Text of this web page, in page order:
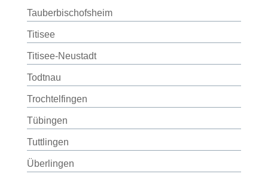
Tauberbischofsheim
Titisee
Titisee-Neustadt
Todtnau
Trochtelfingen
Tübingen
Tuttlingen
Überlingen